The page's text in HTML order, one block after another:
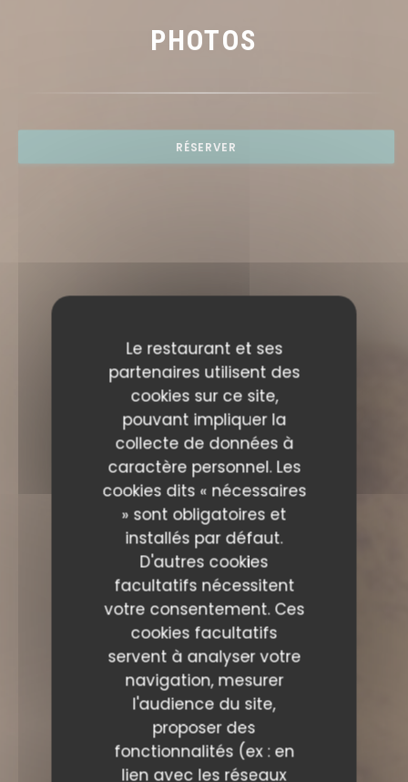
Le restaurant et ses
partenaires utilisent des
cookies sur ce site,
pouvant impliquer la
collecte de données à
caractère personnel. Les
cookies dits « nécessaires
» sont obligatoires et
installés par défaut.
D'autres cookies
facultatifs nécessitent
votre consentement. Ces
cookies facultatifs
servent à analyser votre
navigation, mesurer
l'audience du site,
proposer des
fonctionnalités (ex : en
lien avec les réseaux
PHOTOS
RÉSERVER